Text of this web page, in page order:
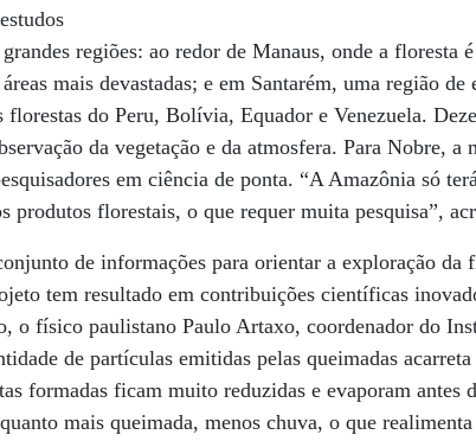
regiões: ao redor de Manaus, onde a floresta
mais devastadas; e em Santarém, uma região
florestas do Peru, Bolívia, Equador e Venezuela.
da vegetação e da atmosfera. Para Nobre,
em ciência de ponta. “A Amazônia só
produtos florestais, o que requer muita pesquisa”,
de informações para orientar a exploração da
tem resultado em contribuições científicas
o físico paulistano Paulo Artaxo, coordenador do
de partículas emitidas pelas queimadas
formadas ficam muito reduzidas e evaporam antes
mais queimada, menos chuva, o que